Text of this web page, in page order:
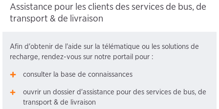
Assistance pour les clients des services de bus, de
transport & de livraison
Afin d'obtenir de l'aide sur la télématique ou les solutions de
recharge, rendez-vous sur notre portail pour :
consulter la base de connaissances
ouvrir un dossier d'assistance pour des services de bus, de
transport & de livraison